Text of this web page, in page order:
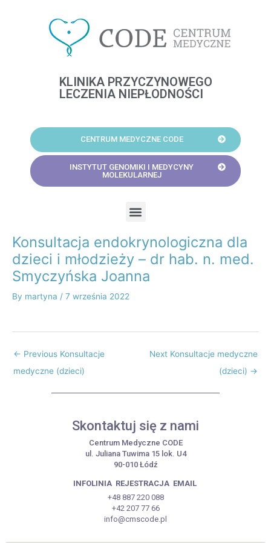
KLINIKA PRZYCZYNOWEGO
LECZENIA NIEPŁODNOŚCI
CENTRUM MEDYCZNE CODE
INSTYTUT GENOMIKI I MEDYCYNY
MOLEKULARNEJ
Konsultacja endokrynologiczna dla
dzieci i młodzieży – dr hab. n. med.
Smyczyńska Joanna
By martyna / 7 września 2022
Post
navigation
← Previous Konsultacje
medyczne (dzieci)
Next Konsultacje medyczne
(dzieci) →
Skontaktuj się z nami
Centrum Medyczne CODE
ul. Juliana Tuwima 15 lok. U4
90-010 Łódź
INFOLINIA REJESTRACJA EMAIL
+48 887 220 088
+42 207 77 66
info@cmscode.pl